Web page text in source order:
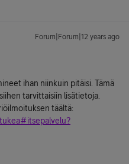
Forum|Forum|12 years ago
ihan niinkuin pitäisi. Tämä
tarvittaisiin lisätietoja.
täältä: